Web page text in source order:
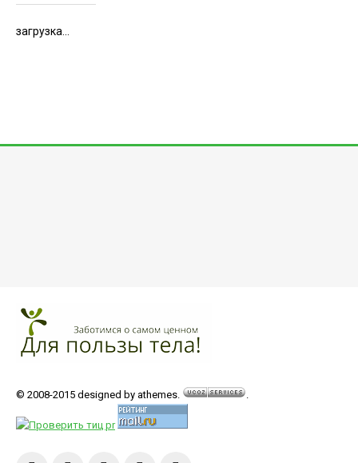
загрузка...
© 2008-2015 designed by athemes. .